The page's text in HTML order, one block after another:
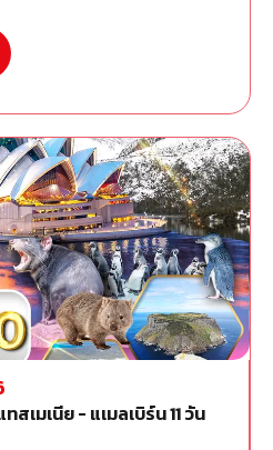
เมเนีย - แเมลเบิร์น 11 วัน